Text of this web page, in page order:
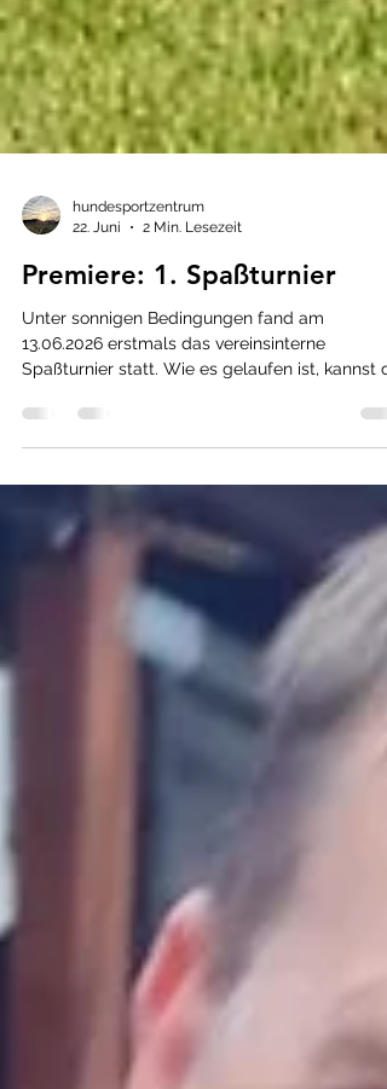
hundesportzentrum
22. Juni
2 Min. Lesezeit
Premiere: 1. Spaßturnier
Unter sonnigen Bedingungen fand am
Spaßturnier statt. Wie es gelaufen ist, kannst
im Beitrag lesen.